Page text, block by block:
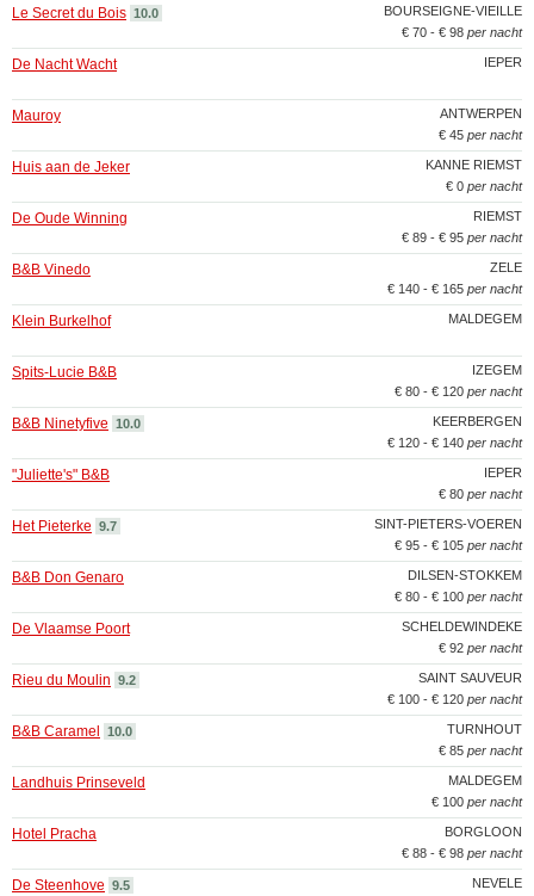
BOURSEIGNE-VIEILLE
Le Secret du Bois 10.0
€ 70 - € 98 per nacht
IEPER
De Nacht Wacht
ANTWERPEN
Mauroy
€ 45 per nacht
KANNE RIEMST
Huis aan de Jeker
€ 0 per nacht
RIEMST
De Oude Winning
€ 89 - € 95 per nacht
ZELE
B&B Vinedo
€ 140 - € 165 per nacht
MALDEGEM
Klein Burkelhof
IZEGEM
Spits-Lucie B&B
€ 80 - € 120 per nacht
KEERBERGEN
B&B Ninetyfive 10.0
€ 120 - € 140 per nacht
IEPER
"Juliette's" B&B
€ 80 per nacht
SINT-PIETERS-VOEREN
Het Pieterke 9.7
€ 95 - € 105 per nacht
DILSEN-STOKKEM
B&B Don Genaro
€ 80 - € 100 per nacht
SCHELDEWINDEKE
De Vlaamse Poort
€ 92 per nacht
SAINT SAUVEUR
Rieu du Moulin 9.2
€ 100 - € 120 per nacht
TURNHOUT
B&B Caramel
10.0
€ 85 per nacht
MALDEGEM
Landhuis Prinseveld
€ 100 per nacht
BORGLOON
Hotel Pracha
€ 88 - € 98 per nacht
NEVELE
De Steenhove 9.5